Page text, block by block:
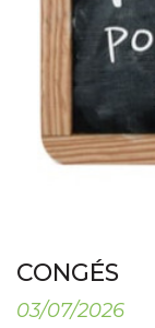
CONGÉS
03/07/2026